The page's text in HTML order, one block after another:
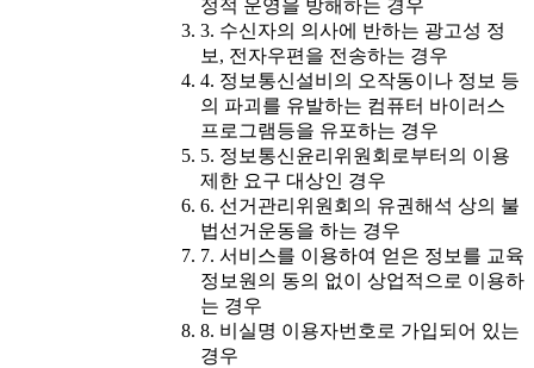
정적 운영을 방해하는 경우
3. 수신자의 의사에 반하는 광고성 정
보, 전자우편을 전송하는 경우
4. 정보통신설비의 오작동이나 정보 등
의 파괴를 유발하는 컴퓨터 바이러스
프로그램등을 유포하는 경우
5. 정보통신윤리위원회로부터의 이용
제한 요구 대상인 경우
6. 선거관리위원회의 유권해석 상의 불
법선거운동을 하는 경우
7. 서비스를 이용하여 얻은 정보를 교육
정보원의 동의 없이 상업적으로 이용하
는 경우
8. 비실명 이용자번호로 가입되어 있는
경우